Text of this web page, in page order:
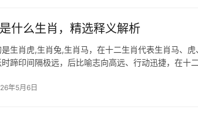
什么生肖，精选释义解析
生肖虎,生肖兔,生肖马，在十二生肖代表生肖马、
蹄印间隔极远，后比喻志向高远、行动迅捷，在十
年5月6日